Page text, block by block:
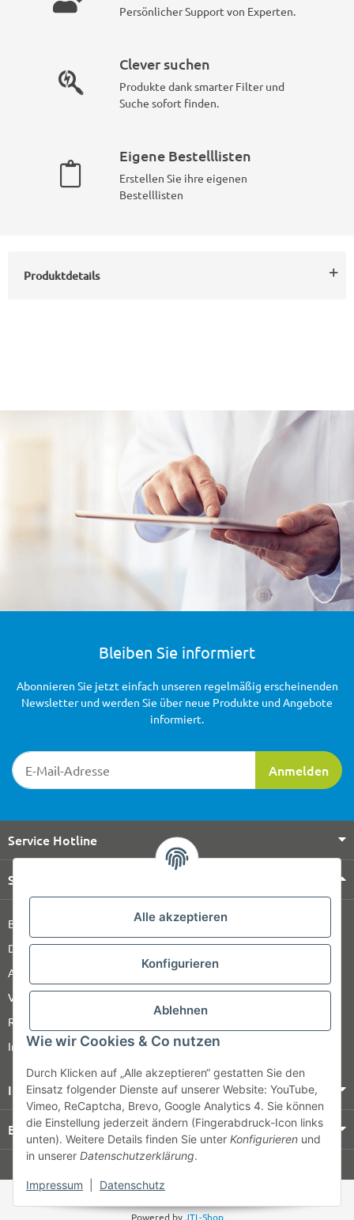
Alle akzeptieren
Konfigurieren
Ablehnen
Wie wir Cookies & Co nutzen
Durch Klicken auf „Alle akzeptieren“ gestatten Sie den
Einsatz folgender Dienste auf unserer Website: YouTube,
Vimeo, ReCaptcha, Brevo, Google Analytics 4. Sie können
die Einstellung jederzeit ändern (Fingerabdruck-Icon links
unten). Weitere Details finden Sie unter Konfigurieren und
in unserer Datenschutzerklärung.
Impressum Datenschutz
Persönlicher Support von Experten.
Clever suchen
Produkte dank smarter Filter und
Suche sofort finden.
Eigene Bestelllisten
Erstellen Sie ihre eigenen
Bestelllisten
Produktdetails
Bleiben Sie informiert
Newsletter-Registrierung
Anmelden
Abonnieren Sie jetzt einfach unseren regelmäßig erscheinenden
Newsletter und werden Sie über neue Produkte und Angebote
informiert.
Service Hotline
Shop Service
Barrierefreiheitserklärung
Datenschutz
AGB
Versandinformationen
Retour
Impressum
Informationen
Bezahlung & Versand
© HOZ MEDI WERK
* Alle Preise zzgl. gesetzlicher USt., zzgl.
Powered byJTL-Shop